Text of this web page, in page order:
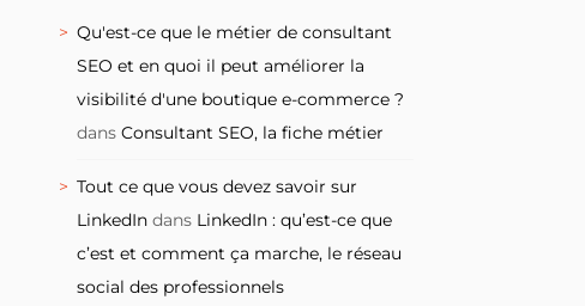
Qu'est-ce que le métier de consultant
SEO et en quoi il peut améliorer la
visibilité d'une boutique e-commerce ?
dansConsultant SEO, la fiche métier
Tout ce que vous devez savoir sur
LinkedIn dans LinkedIn : qu’est-ce que
c’est et comment ça marche, le réseau
social des professionnels